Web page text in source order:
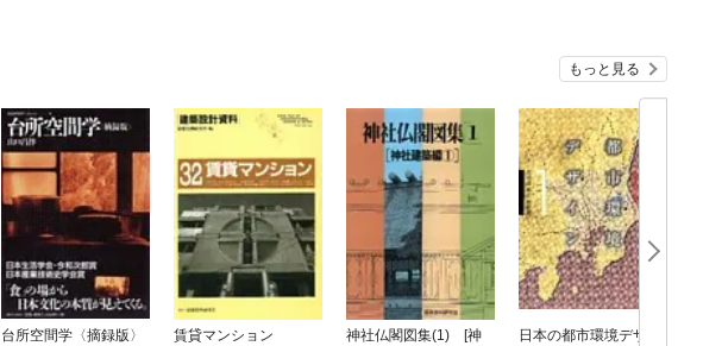
もっと見る
台所空間学〈摘録版〉 賃貸マンション
神社仏閣図集(1) [神
日本の都市環境デザイ